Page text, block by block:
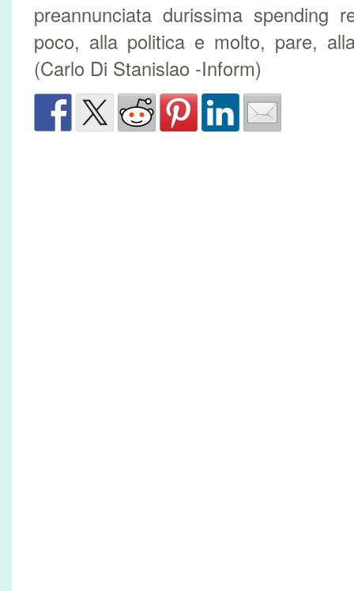
preannunciata durissima spending
poco, alla politica e molto, pare,
(Carlo Di Stanislao -Inform)